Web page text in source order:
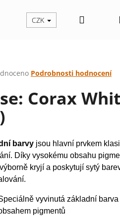
CZK Hledat
Podrobnosti hodnocení
Corax
barvy jsou hlavní prvkem
Díky vysokému obsahu
kryjí a poskytují sytý
vyvinutá základní
pigmentů